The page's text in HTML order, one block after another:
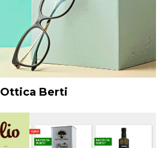
Ottica Berti